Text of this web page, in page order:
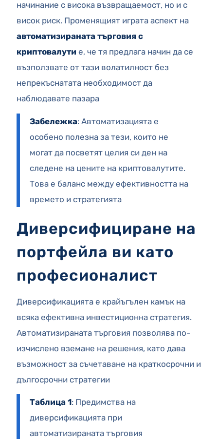
начинание с висока възвращаемост, но и с
висок риск. Променящият играта аспект на
автоматизираната търговия с
криптовалути е, че тя предлага начин да се
възползвате от тази волатилност без
непрекъснатата необходимост да
наблюдавате пазара
Забележка: Автоматизацията е
особено полезна за тези, които не
могат да посветят целия си ден на
следене на цените на криптовалутите.
Това е баланс между ефективността на
времето и стратегията
Диверсифициране на
портфейла ви като
професионалист
Диверсификацията е крайъгълен камък на
всяка ефективна инвестиционна стратегия.
Автоматизираната търговия позволява по-
изчислено вземане на решения, като дава
възможност за съчетаване на краткосрочни и
дългосрочни стратегии
Таблица 1: Предимства на
диверсификацията при
автоматизираната търговия